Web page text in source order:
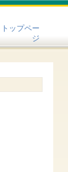
トップペー
ジ